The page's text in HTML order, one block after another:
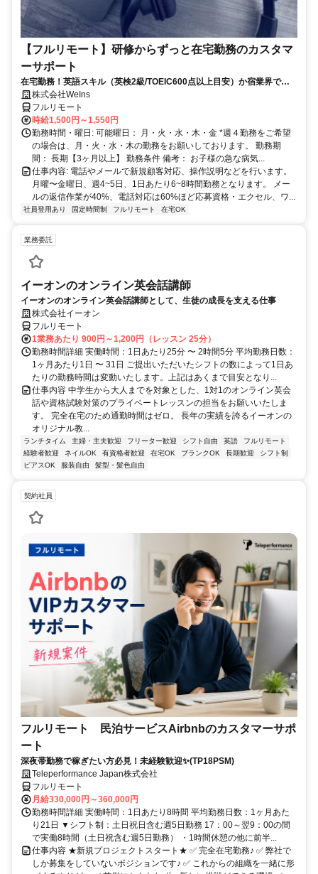
【フルリモート】研修からずっと在宅勤務のカスタマ
ーサポート
在宅勤務！英語スキル（英検2級/TOEIC600点以上目安）か宿業界での
就労経験のいずれか必須★週4〜OK◎
株式会社WeIns
フルリモート
時給1,500円～1,550円
勤務時間・曜日: 可能曜日： 月・火・水・木・金 *週４勤務をご希望
の場合は、月・火・水・木の勤務をお願いしております。 勤務期
間： 長期【3ヶ月以上】 勤務条件 備考： お子様の急な病気...
仕事内容: 電話やメールで新規顧客対応、操作説明などを行います。
月曜〜金曜日、週4~5日、1日あたり6~8時間勤務となります。 メー
ルの返信作業が40%、電話対応は60%ほど応募資格・エクセル、ワ...
社員登用あり 固定時間制 フルリモート 在宅OK
業務委託
イーオンのオンライン英会話講師
イーオンのオンライン英会話講師として、生徒の成長を支える仕事
株式会社イーオン
フルリモート
1業務あたり 900円～1,200円（レッスン 25分）
勤務時間詳細 実働時間：1日あたり25分 〜 2時間5分 平均勤務日数：
1ヶ月あたり1日 〜 31日 ご提出いただいたシフトの数によって1日あ
たりの勤務時間は変動いたします。上記はあくまで目安となり...
仕事内容 中学生から大人までを対象とした、1対1のオンライン英会
話や資格試験対策のプライベートレッスンの担当をお願いいたしま
す。 完全在宅のため通勤時間はゼロ。 長年の実績を誇るイーオンの
オリジナル教...
ランチタイム 主婦・主夫歓迎 フリーター歓迎 シフト自由 英語
フルリモート
経験者歓迎
ネイルOK 有資格者歓迎 在宅OK ブランクOK 長期歓迎
シフト制
ピアスOK
服装自由 髪型・髪色自由
契約社員
フルリモート 民泊サービスAirbnbのカスタマーサポ
ート
深夜帯勤務で稼ぎたい方必見！未経験歓迎✨(TP18PSM)
Teleperformance Japan株式会社
フルリモート
月給330,000円～360,000円
勤務時間詳細 実働時間：1日あたり8時間 平均勤務日数：1ヶ月あた
り21日 ▼シフト制：土日祝日含む週5日勤務 17：00～翌9：00の間
で実働8時間（土日祝含む週5日勤務） ・1時間休憩の他に前半...
仕事内容 ★新規プロジェクトスタート★ ✅ 完全在宅勤務♪ ✅ 弊社で
しか募集をしていないポジションです♪ ✅ これからの組織を一緒に形